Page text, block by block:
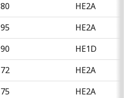
80
HE2A
95
HE2A
90
HE1D
72
HE2A
75
HE2A